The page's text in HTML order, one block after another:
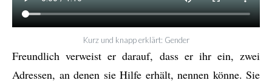
Kurz und knapp erklärt: Gender
Freundlich verweist er darauf, dass er ihr ein, zwei
Adressen, an denen sie Hilfe erhält, nennen könne. Sie